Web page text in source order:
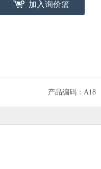
加入询价篮
产品编码： A18